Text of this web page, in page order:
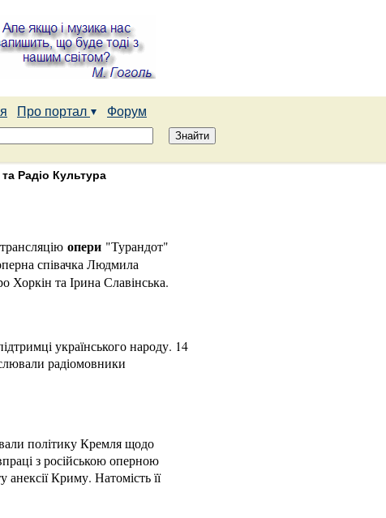
Про портал
Форум
Радіо Культура
опери "Турандот"
співачка Людмила
Хоркін та Ірина Славінська.
українського народу. 14
радіомовники
політику Кремля щодо
з російською оперною
Криму. Натомість її